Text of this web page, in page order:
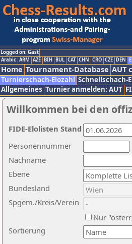
Logged on: Gast
Arabic ARM AZE BIH BUL CAT CHN CRO CZE DEN
Home Tournament-Database AUT
Turnierschach-Elozahl Schnellschach-
Allgemeines Turnier anmelden: AUT
Willkommen bei den
Nachname
Ebene
Sortierung
Personennummer
Bundesland
Spgem./Kreis/Verein
Nur
FIDE-Elolisten Stand